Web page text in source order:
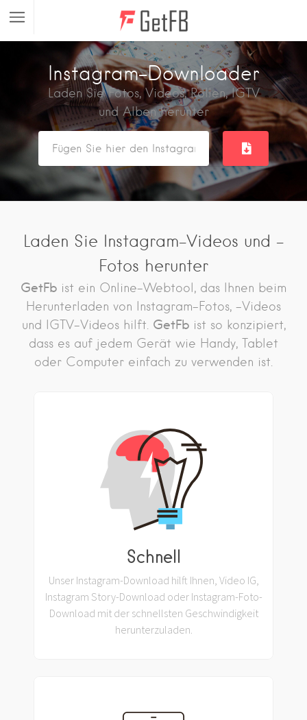
Instagram-Downloader
Laden Sie Fotos, Videos, Rollen, IGTV
und Alben herunter
Laden Sie Instagram-Videos und -
Fotos herunter
GetFb ist ein Online-Webtool, das Ihnen beim
Herunterladen von Instagram-Fotos, -Videos
und IGTV-Videos hilft. GetFbist so konzipiert,
dass es auf jedem Gerät wie Handy, Tablet
oder Computer einfach zu verwenden ist.
Schnell
Unser Instagram-Download hilft Ihnen, Video IG,
Instagram Story-Download oder Instagram-Foto-
Download mit der schnellsten Geschwindigkeit
herunterzuladen.